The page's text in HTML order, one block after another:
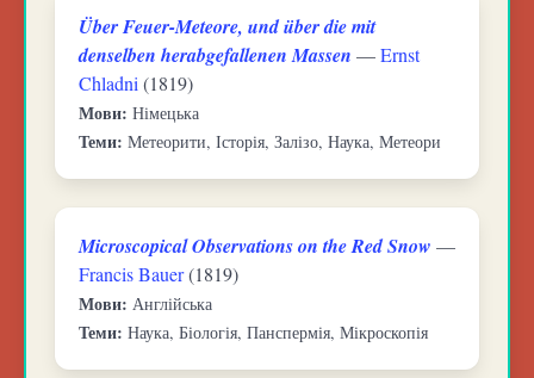
Über Feuer-Meteore, und über die mit
denselben herabgefallenen Massen —Ernst
Chladni (1819)
Мови: Німецька
Теми: Метеорити, Історія, Залізо, Наука, Метеори
Microscopical Observations on the Red Snow —
Francis Bauer(1819)
Мови: Англійська
Теми: Наука, Біологія, Панспермія, Мікроскопія